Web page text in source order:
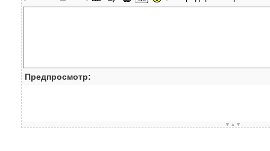
Предпросмотр:
▼▲▼